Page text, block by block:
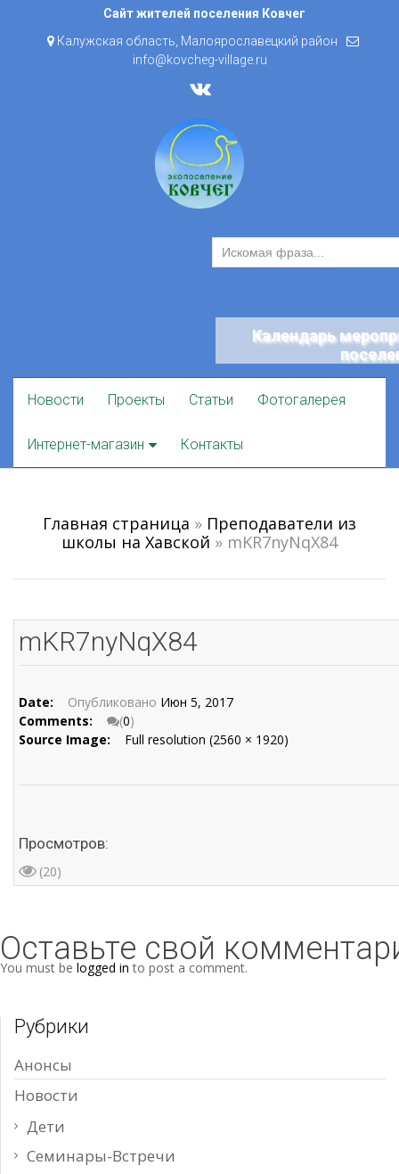
Skip
content
Сайт жителей поселения Ковчег
Калужская область, Малоярославецкий район
info@kovcheg-village.ru
Календарь
Новости Проекты Статьи Фотогалерея
Интернет-магазин Контакты
Главная страница » Преподаватели из
школы на Хавской » mKR7nyNqX84
mKR7nyNqX84
Date: Опубликовано Июн 5, 2017
Comments:
(0)
Source Image:
Full resolution (2560 × 1920)
Просмотров:
(20)
Оставьте свой
You must be logged in to post a comment.
Рубрики
Анонсы
Новости
Дети
Семинары-Встречи